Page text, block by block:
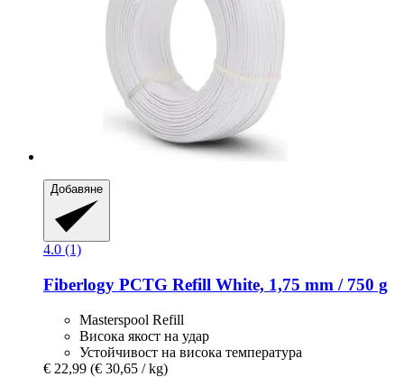
Добавяне
4.0 (1)
Fiberlogy PCTG Refill White, 1,75 mm / 750 g
Masterspool Refill
Висока якост на удар
Устойчивост на висока температура
€ 22,99 (€ 30,65 / kg)